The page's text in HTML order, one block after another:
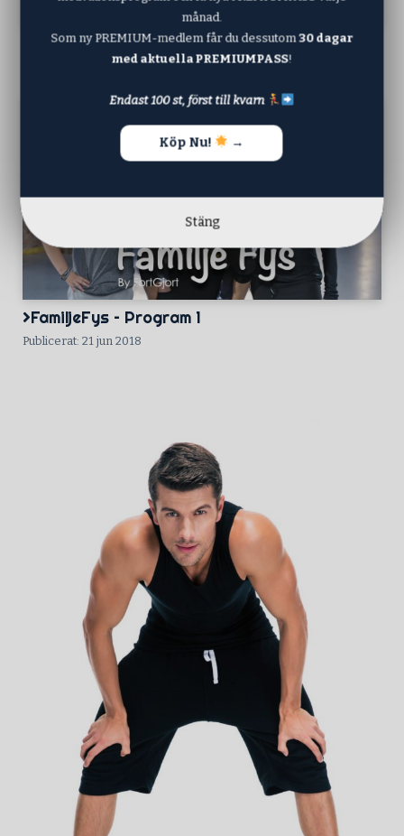
FamiljeFys Program 2
FamiljeFys – Program 1
Publicerat: 21 jun 2018
månad.
Som ny PREMIUM-medlem får du dessutom30 dagar
med aktuella PREMIUMPASS!
Endast 100 st, först till kvarn
Köp Nu! →
Stäng